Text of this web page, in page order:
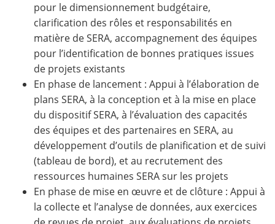
pour le dimensionnement budgétaire,
clarification des rôles et responsabilités en
matière de SERA, accompagnement des équipes
pour l’identification de bonnes pratiques issues
de projets existants
En phase de lancement : Appui à l’élaboration de
plans SERA, à la conception et à la mise en place
du dispositif SERA, à l’évaluation des capacités
des équipes et des partenaires en SERA, au
développement d’outils de planification et de suivi
(tableau de bord), et au recrutement des
ressources humaines SERA sur les projets
En phase de mise en œuvre et de clôture : Appui à
la collecte et l’analyse de données, aux exercices